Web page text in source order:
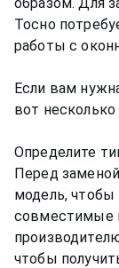
Тосно
работы с
Если вам
вот
Определите
Перед
модель, чтобы
совместимые
чтобы